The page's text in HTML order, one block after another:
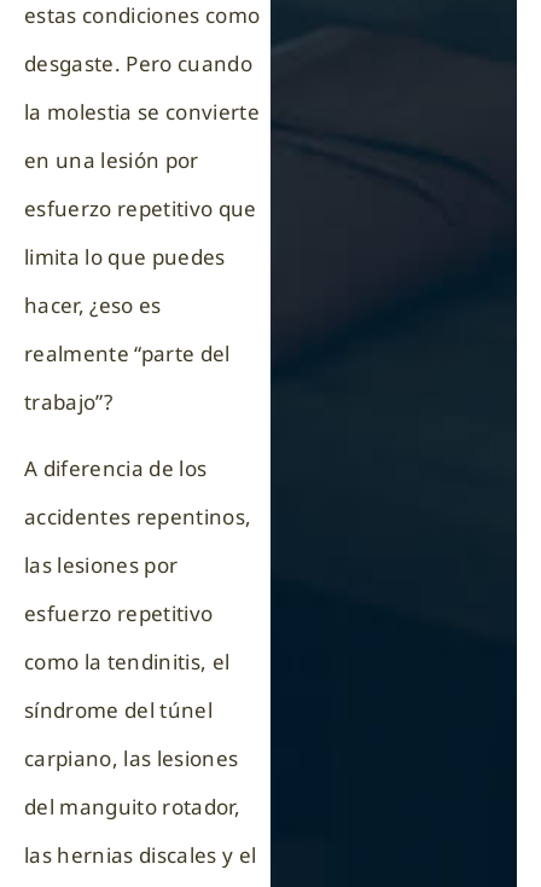
estas condiciones como
desgaste. Pero cuando
la molestia se convierte
en una lesión por
esfuerzo repetitivo que
limita lo que puedes
hacer, ¿eso es
realmente “parte del
trabajo”?
A diferencia de los
accidentes repentinos,
las lesiones por
esfuerzo repetitivo
como la tendinitis, el
síndrome del túnel
carpiano, las lesiones
del manguito rotador,
las hernias discales y el